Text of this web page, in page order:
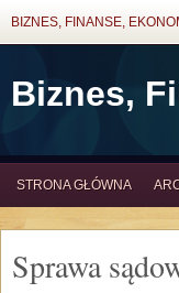
BIZNES, FINANSE,
Biznes,
STRONA GŁÓWNA
Sprawa